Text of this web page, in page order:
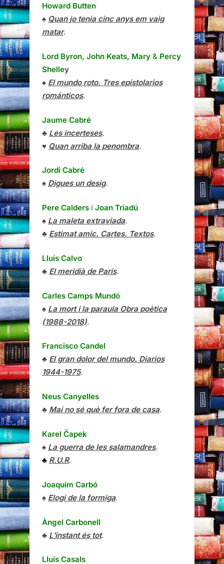
Howard Butten
♠ Quan jo tenia cinc anys em vaig
matar.
Lord Byron, John Keats, Mary & Percy
Shelley
♠ El mundo roto. Tres epistolarios
románticos.
Jaume Cabré
♣ Les incerteses.
♥ Quan arriba la penombra.
Jordi Cabré
♠ Digues un desig.
Pere Calders i Joan Triadú
♠ La maleta extraviada.
♣ Estimat amic. Cartes. Textos.
Lluís Calvo
♣ El meridià de París.
Carles Camps Mundó
♠ La mort i la paraula Obra poètica
(1988-2018).
Francisco Candel
♣ El gran dolor del mundo. Diarios
1944-1975.
Neus Canyelles
♣ Mai no sé què fer fora de casa.
Karel Čapek
♠ La guerra de les salamandres.
♣ R.U.R.
Joaquim Carbó
♠ Elogi de la formiga.
Àngel Carbonell
♣ L’instant és tot.
Lluís Casals